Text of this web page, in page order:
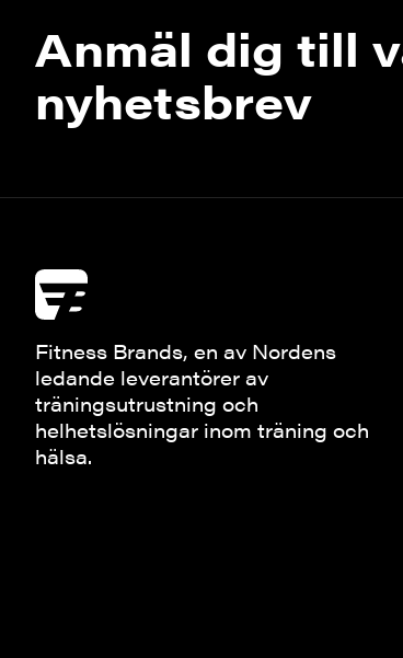
Anmäl dig till
nyhetsbrev
Fitness Brands, en av Nordens
ledande leverantörer av
träningsutrustning och
helhetslösningar inom träning och
hälsa.